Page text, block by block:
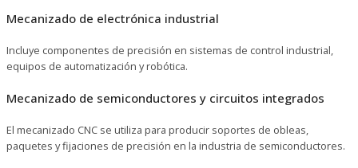
Mecanizado de electrónica industrial
Incluye componentes de precisión en sistemas de control industrial,
equipos de automatización y robótica.
Mecanizado de semiconductores y circuitos integrados
El mecanizado CNC se utiliza para producir soportes de obleas,
paquetes y fijaciones de precisión en la industria de semiconductores.